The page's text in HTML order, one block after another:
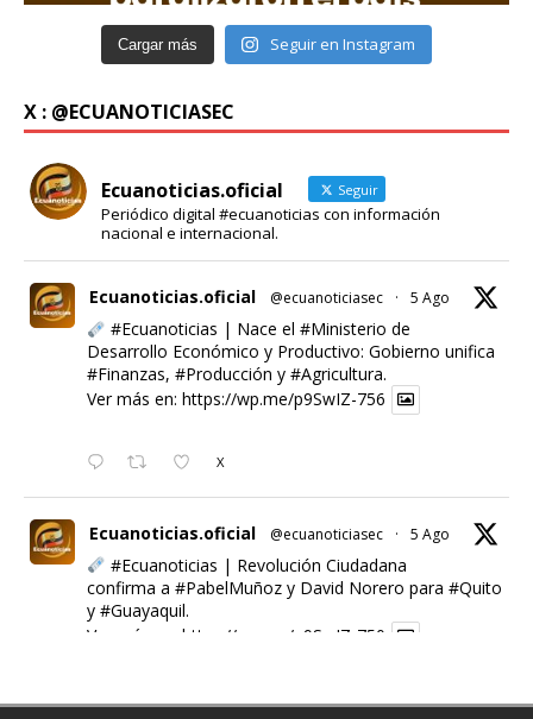
Cargar más Seguir en Instagram
X : @ECUANOTICIASEC
Ecuanoticias.oficial Seguir
Periódico digital #ecuanoticias con información
nacional e internacional.
Ecuanoticias.oficial @ecuanoticiasec · 5 Ago
#Ecuanoticias | Nace el #Ministerio de
Desarrollo Económico y Productivo: Gobierno unifica
#Finanzas, #Producción y #Agricultura.
Ver más en: https://wp.me/p9SwIZ-756
X
Ecuanoticias.oficial @ecuanoticiasec · 5 Ago
#Ecuanoticias | Revolución Ciudadana
confirma a #PabelMuñoz y David Norero para #Quito
y #Guayaquil.
Ver más en: https://wp.me/p9SwIZ-750